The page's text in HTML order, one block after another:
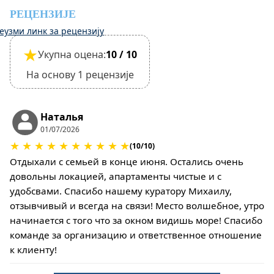
РЕЦЕНЗИЈЕ
линк за рецензију
★Укупна оцена:10 / 10
На основу 1 рецензије
Наталья
01/07/2026
★ ★ ★ ★ ★ ★ ★ ★ ★ ★(10/10)
Отдыхали с семьей в конце июня. Остались очень
довольны локацией, апартаменты чистые и с
удобсвами. Спасибо нашему куратору Михаилу,
отзывчивый и всегда на связи! Место волшебное, утро
начинается с того что за окном видишь море! Спасибо
команде за организацию и ответственное отношение
к клиенту!